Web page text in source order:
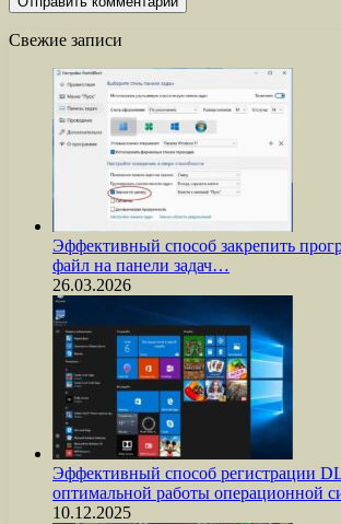
Свежие записи
Эффективный способ закрепить
файл на панели задач…
26.03.2026
Эффективный способ регистрации
оптимальной работы операционной
10.12.2025